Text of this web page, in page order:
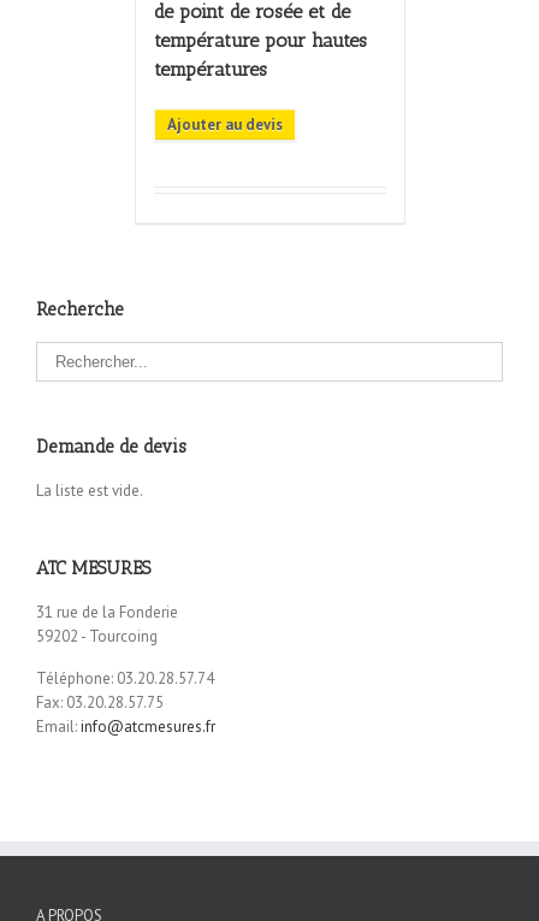
de point de rosée et de
température pour hautes
températures
Ajouter au devis
Recherche
Demande de devis
La liste est vide.
ATC MESURES
31 rue de la Fonderie
59202 - Tourcoing
Téléphone: 03.20.28.57.74
Fax: 03.20.28.57.75
Email:info@atcmesures.fr
A PROPOS